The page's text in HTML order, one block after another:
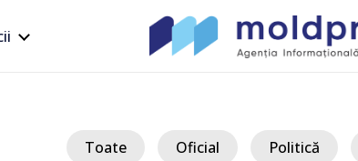
Toate Oficial Politică